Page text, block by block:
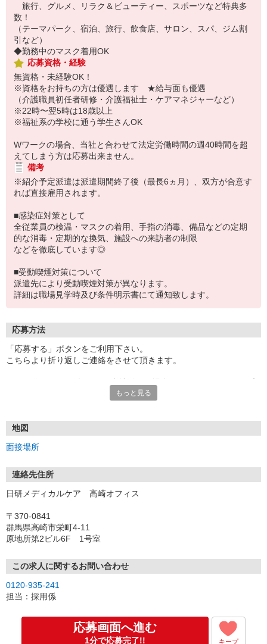
旅行、グルメ、リラク＆ビューティー、スポーツなど特典多
数！
（テーマパーク、宿泊、旅行、飲食店、サロン、スパ、ジム割
引など）
◆勤務中のマスク着用OK
応募資格・経験
無資格・未経験OK！
※資格をお持ちの方は優遇します ★給与面も優遇
（介護職員初任者研修・介護福祉士・ケアマネジャーなど）
※22時〜翌5時は18歳以上
※福祉系の学校に通う学生さんOK
Wワークの場合、当社と合わせて法定労働時間の週40時間を超
えてしまう方は応募出来ません。
備考
※紹介予定派遣は派遣期間終了後（最長6ヵ月）、双方が合意す
れば直接雇用されます。
■感染症対策として
全従業員の検温・マスクの着用、手指の消毒、備品などの定期
的な消毒・定期的な換気、施設への来訪者の制限
などを徹底しています◎
■受動喫煙対策について
派遣先により受動喫煙対策が異なります。
詳細は職場見学時及び条件明示書にて通知致します。
応募方法
「応募する」ボタンをご利用下さい。
こちらより折り返しご連絡をさせて頂きます。
もっと見る
地図
面接場所
連絡先住所
日研メディカルケア 高崎オフィス
〒370-0841
群馬県高崎市栄町4-11
原地所第2ビル6F 1号室
この求人に関するお問い合わせ
0120-935-241
担当：採用係
応募画面へ進む
1分で応募完了!! キープ